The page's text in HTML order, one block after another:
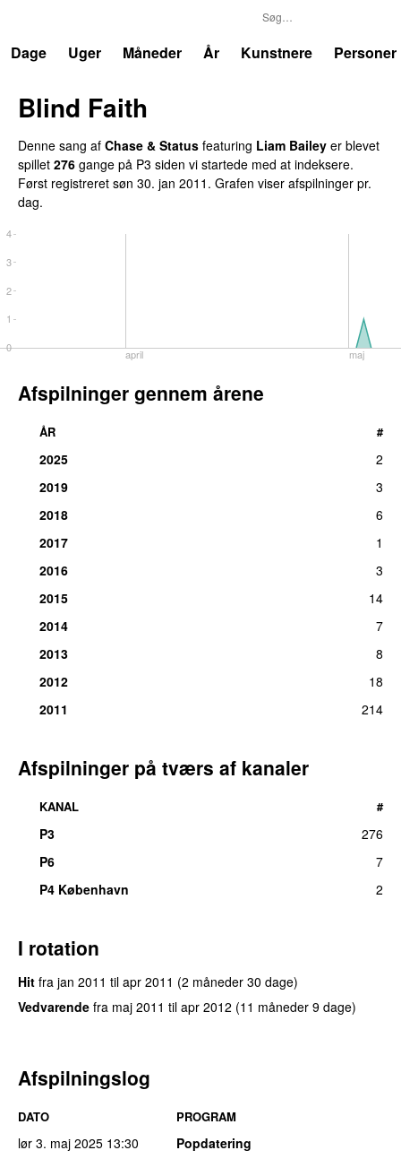
Dage
Uger Måneder År Kunstnere Personer
Blind Faith
Denne sang af Chase & Status featuring Liam Bailey er blevet
spillet 276 gange på P3 siden vi startede med at indeksere.
Først registreret søn 30. jan 2011 . Grafen viser afspilninger pr.
dag.
april maj
0
1
2
3
4
Afspilninger gennem årene
ÅR #
2025
2
2019
3
2018
6
2017
1
2016
3
2015
14
2014
7
2013
8
2012
18
2011
214
Afspilninger på tværs af kanaler
KANAL #
P3
276
P6
7
P4 København
2
I rotation
Hit fra jan 2011 til apr 2011 (2 måneder 30 dage)
Vedvarende fra maj 2011 til apr 2012 (11 måneder 9 dage)
Afspilningslog
DATO PROGRAM
lør 3. maj 2025 13:30
Popdatering